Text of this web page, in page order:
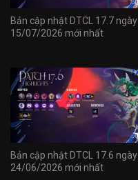
Bản cập nhật DTCL 17.7 ngày
15/07/2026 mới nhất
Bản cập nhật DTCL 17.6 ngày
24/06/2026 mới nhất